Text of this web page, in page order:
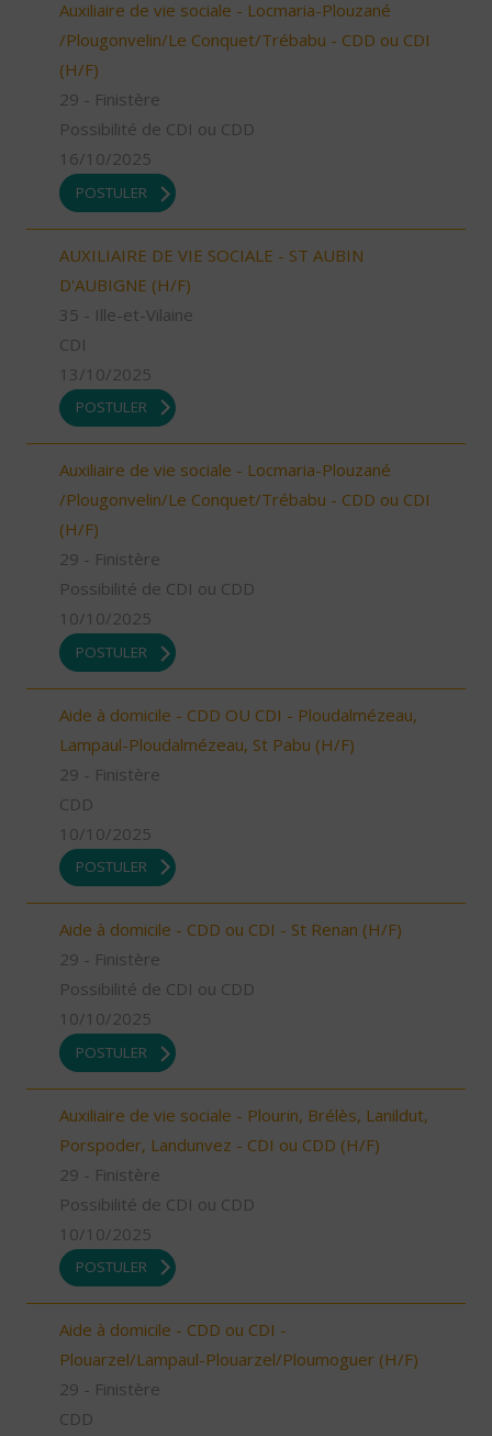
Auxiliaire de vie sociale - Locmaria-Plouzané
/Plougonvelin/Le Conquet/Trébabu - CDD ou CDI
(H/F)
29 - Finistère
Possibilité de CDI ou CDD
16/10/2025
POSTULER
AUXILIAIRE DE VIE SOCIALE - ST AUBIN
D'AUBIGNE (H/F)
35 - Ille-et-Vilaine
CDI
13/10/2025
POSTULER
Auxiliaire de vie sociale - Locmaria-Plouzané
/Plougonvelin/Le Conquet/Trébabu - CDD ou CDI
(H/F)
29 - Finistère
Possibilité de CDI ou CDD
10/10/2025
POSTULER
Aide à domicile - CDD OU CDI - Ploudalmézeau,
Lampaul-Ploudalmézeau, St Pabu (H/F)
29 - Finistère
CDD
10/10/2025
POSTULER
Aide à domicile - CDD ou CDI - St Renan (H/F)
29 - Finistère
Possibilité de CDI ou CDD
10/10/2025
POSTULER
Auxiliaire de vie sociale - Plourin, Brélès, Lanildut,
Porspoder, Landunvez - CDI ou CDD (H/F)
29 - Finistère
Possibilité de CDI ou CDD
10/10/2025
POSTULER
Aide à domicile - CDD ou CDI -
Plouarzel/Lampaul-Plouarzel/Ploumoguer (H/F)
29 - Finistère
CDD